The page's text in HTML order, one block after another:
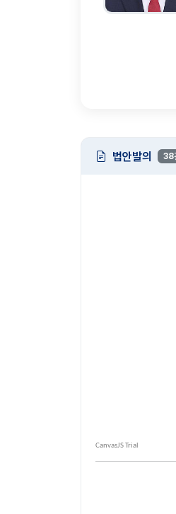
법안발의 38